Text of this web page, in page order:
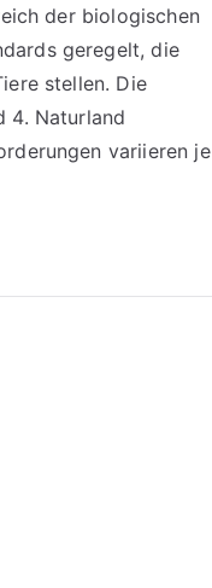
der biologischen
geregelt, die
stellen. Die
4. Naturland
variieren je